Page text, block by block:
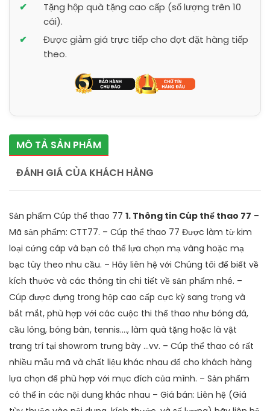
Tặng hộp quà tặng cao cấp (số lượng trên 10
cái).
Được giảm giá trực tiếp cho đợt đặt hàng tiếp
theo.
MÔ TẢ SẢN PHẨM
ĐÁNH GIÁ CỦA KHÁCH HÀNG
Sản phẩm Cúp thể thao 77 1. Thông tin Cúp thể thao 77 –
Mã sản phẩm: CTT77. – Cúp thể thao 77 Được làm từ kim
loại cứng cáp và bạn có thể lựa chọn mạ vàng hoặc mạ
bạc tùy theo nhu cầu. – Hãy liên hệ với Chúng tôi để biết về
kích thước và các thông tin chi tiết về sản phẩm nhé. –
Cúp được đựng trong hộp cao cấp cực kỳ sang trọng và
bắt mắt, phù hợp với các cuộc thi thể thao như bóng đá,
cầu lông, bóng bàn, tennis...., làm quà tặng hoặc là vật
trang trí tại showrom trưng bày …vv. – Cúp thể thao có rất
nhiều mẫu mã và chất liệu khác nhau để cho khách hàng
lựa chọn để phù hợp với mục đích của mình. – Sản phẩm
có thể in các nội dung khác nhau – Giá bán: Liên hệ (Giá